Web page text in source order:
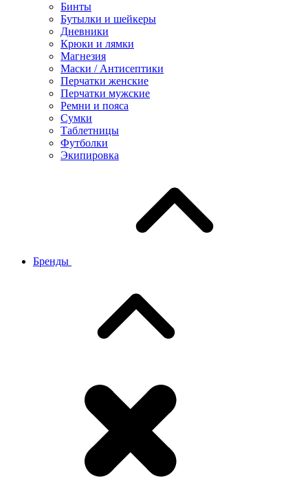
Бинты
Бутылки и шейкеры
Дневники
Крюки и лямки
Магнезия
Маски / Антисептики
Перчатки женские
Перчатки мужские
Ремни и пояса
Сумки
Таблетницы
Футболки
Экипировка
Бренды